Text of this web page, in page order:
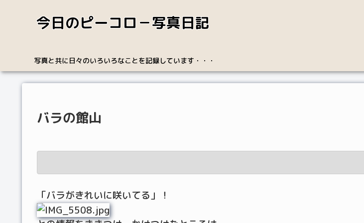
今日のピーコロ－写真日記
写真と共に日々のいろいろなことを記録しています・・・
バラの館山
「バラがきれいに咲いてる」！